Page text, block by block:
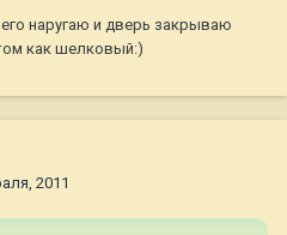
наругаю и дверь закрываю
как шелковый:)
2011